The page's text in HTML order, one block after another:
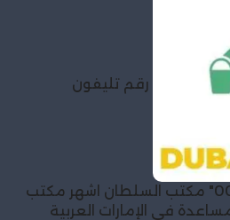
رقم تليفون
"00971504894478897" مكتب السلطان اشهر مكتب
في الإمارات العربية